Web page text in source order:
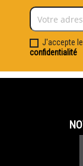
J'accepte
confidentialité